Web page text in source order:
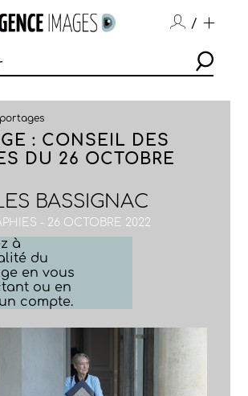
/
: CONSEIL DES
DU 26 OCTOBRE
BASSIGNAC
- 26 OCTOBRE 2022
à
du
en vous
ou en
compte.